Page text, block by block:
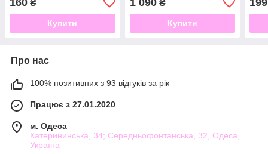
₴
Купити
Unscented, 200 мл
₴
Купити
Про нас
100% позитивних з 93 відгуків за рік
Працює з 27.01.2020
м. Одеса
Катерининська, 34; Середньофонтанська, 32, Одеса,
Україна